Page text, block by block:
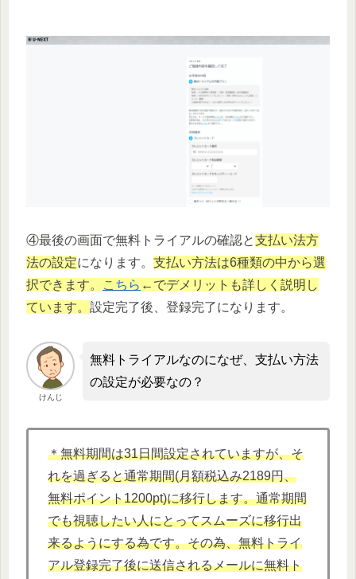
④最後の画面で無料トライアルの確認と支払い法方
法の設定になります。 支払い方法は6種類の中から選
択できます。
こちら ←でデメリットも詳しく説明し
ています。 設定完了後、登録完了になります。
けんじ
無料トライアルなのになぜ、支払い方法
の設定が必要なの？
＊無料期間は31日間設定されていますが、そ
れを過ぎると通常期間(月額税込み2189円、
無料ポイント1200pt)に移行します。通常期間
でも視聴したい人にとってスムーズに移行出
来るようにする為です。その為、無料トライ
アル登録完了後に送信されるメールに無料ト